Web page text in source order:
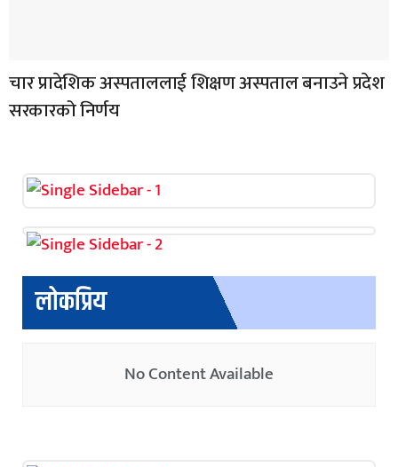
चार प्रादेशिक अस्पताललाई शिक्षण अस्पताल बनाउने प्रदेश
सरकारको निर्णय
लोकप्रिय
No Content Available